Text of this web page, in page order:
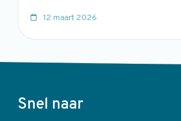
12 maart 2026
Voet
Snel naar